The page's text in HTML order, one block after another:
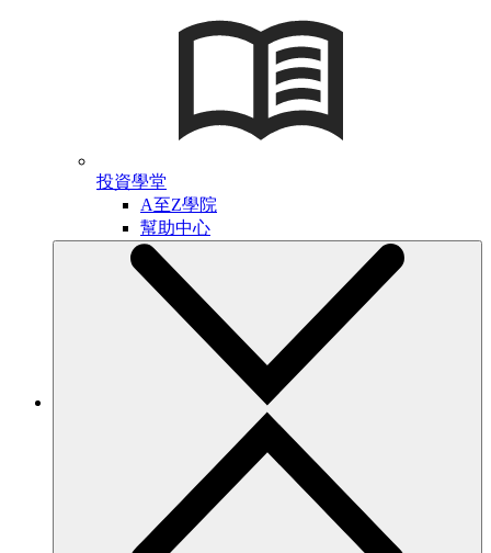
投資學堂
A至Z學院
幫助中心